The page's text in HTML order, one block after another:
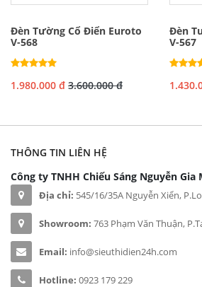
Đèn Tường Cổ Điển Euroto
V-568
1.980.000 đ 3.600.000 đ
Đèn
V-567
THÔNG TIN LIÊN HỆ
Công ty TNHH Chiếu Sáng Nguyễn Gia
Địa chỉ: 545/16/35A Nguyễn Xiển,
Showroom: 763 Phạm Văn Thuận,
Email: info@sieuthidien24h.com
Hotline: 0923 179 229